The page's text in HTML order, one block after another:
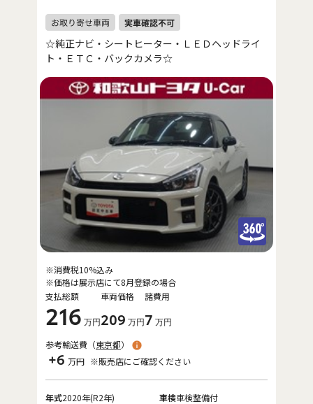
☆純正ナビ・シートヒーター・ＬＥＤヘッドライ
ト・ＥＴＣ・バックカメラ☆
支払総額
216 万円
車両価格
209 万円
諸費用
7 万円
※消費税10%込み
※価格は展示店にて8月登録の場合
参考輸送費（東京都）
+6 万円 ※販売店にご確認ください
年式2020年(R2年) 車検車検整備付